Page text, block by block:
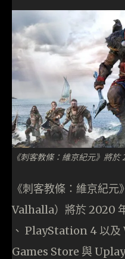
《刺客教條：維京紀元》將
《刺客教條：維京紀
Valhalla）將於 2020
、 PlayStation 4 以
Games Store 與